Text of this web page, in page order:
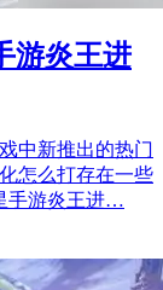
游炎王进
中新推出的热门
怎么打存在一些
手游炎王进…